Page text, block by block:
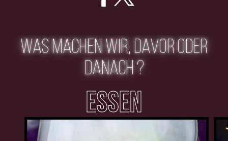
WAS MACHEN WIR, DAVOR ODER
DANACH ?
ESSEN